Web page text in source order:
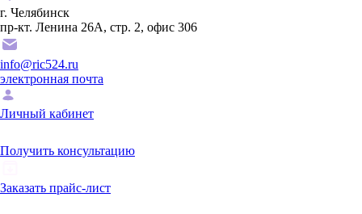
г. Челябинск
пр-кт. Ленина 26А, стр. 2, офис 306
info@ric524.ru
электронная почта
Личный кабинет
Получить консультацию
Заказать прайс-лист